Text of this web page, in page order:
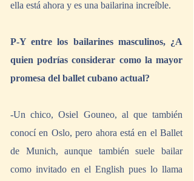
ella está ahora y es una bailarina increíble.
P-Y entre los bailarines masculinos, ¿A
quien podrías considerar como la mayor
promesa del ballet cubano actual?
-Un chico, Osiel Gouneo, al que también
conocí en Oslo, pero ahora está en el Ballet
de Munich, aunque también suele bailar
como invitado en el English pues lo llama